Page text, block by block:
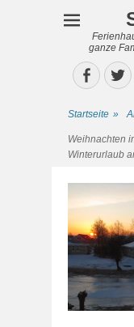
ganze
Startseite »
Weihnachten
Winterurlaub